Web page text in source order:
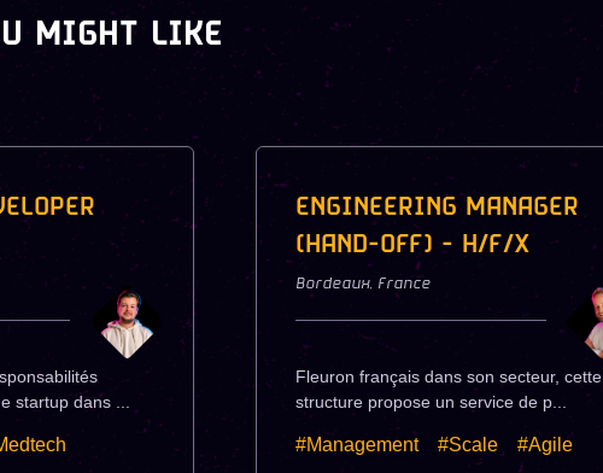
MIGHT LIKE
startup dans ...
ENGINEERING MANAGER
(HAND-OFF) - H/F/X
Bordeaux, France
Fleuron français dans son secteur, cette
structure propose un service de p...
#Management #Scale #Agile